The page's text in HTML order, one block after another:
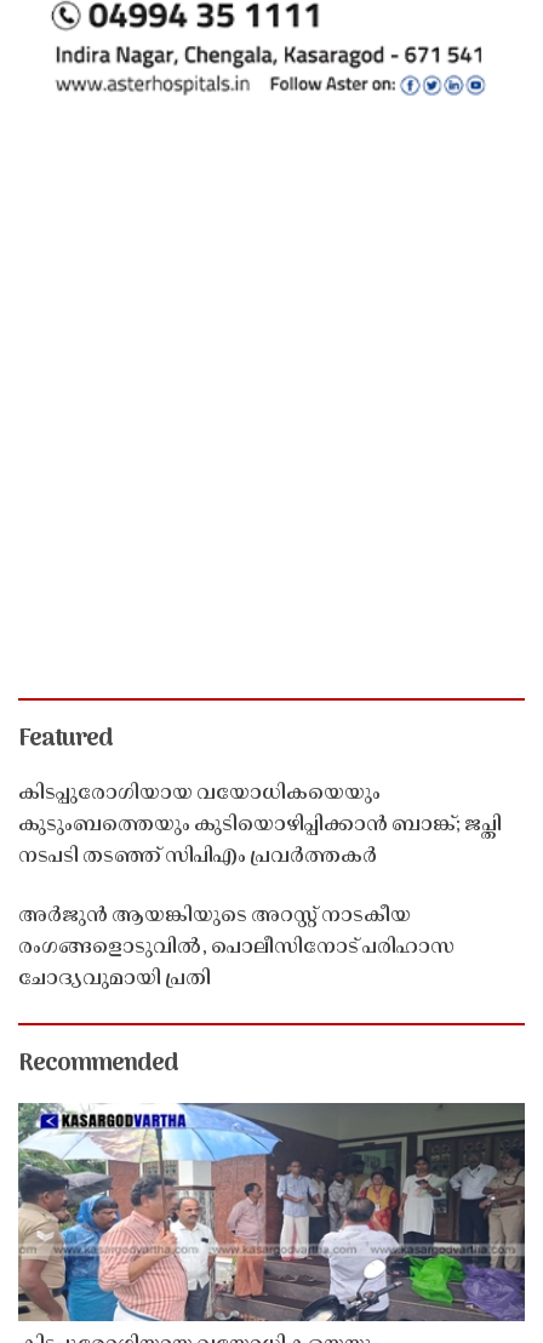
Featured
കിടപ്പുരോഗിയായ വയോധികയെയും
കുടുംബത്തെയും കുടിയൊഴിപ്പിക്കാൻ ബാങ്ക്; ജപ്തി
നടപടി തടഞ്ഞ് സിപിഎം പ്രവർത്തകർ
അർജുൻ ആയങ്കിയുടെ അറസ്റ്റ് നാടകീയ
രംഗങ്ങളൊടുവിൽ, പൊലീസിനോട് പരിഹാസ
ചോദ്യവുമായി പ്രതി
Recommended